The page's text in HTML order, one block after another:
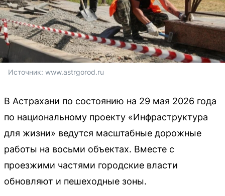
Источник: www.astrgorod.ru
В Астрахани по состоянию на 29 мая 2026 года
по национальному проекту «Инфраструктура
для жизни» ведутся масштабные дорожные
работы на восьми объектах. Вместе с
проезжими частями городские власти
обновляют и пешеходные зоны.